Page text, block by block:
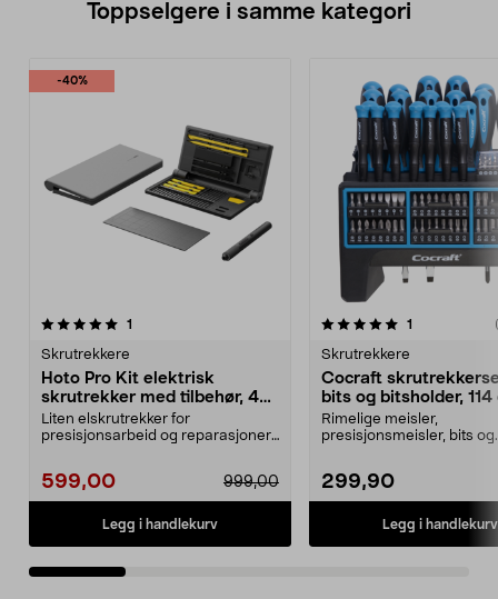
Toppselgere i samme kategori
-40%
1
Skrutrekkere
Hoto Pro Kit elektrisk
skrutrekker med tilbehør, 48
deler
Liten elskrutrekker for
presisjonsarbeid og reparasjoner.
599,00 999,00
Legg i handlekurv
5.0 av 5 stjerner 1
Skrutrekkere
Cocraft
bits og bitsholder, 114
Rimelige meisler,
presisjonsmeisler, bits og
299,90
Legg i handlekurv
4.5 av 5 stjerner